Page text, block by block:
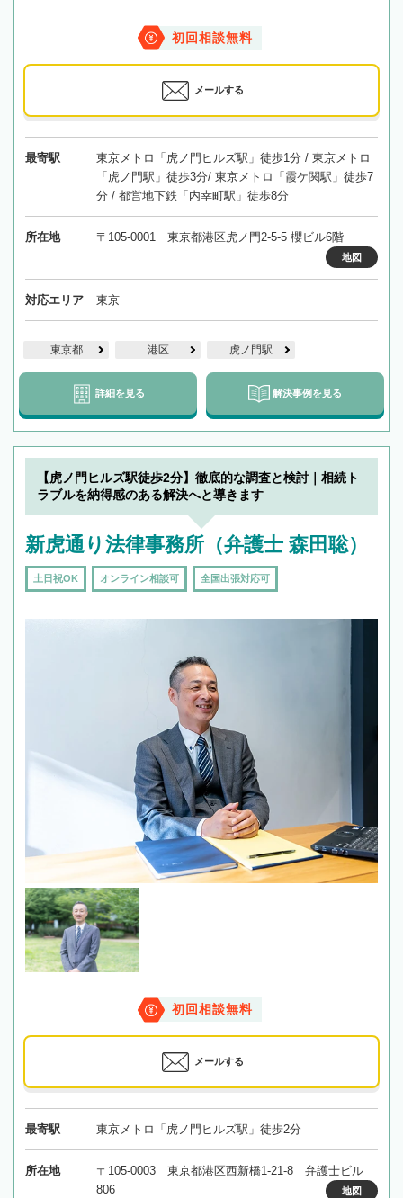
初回相談無料
メールする
最寄駅
東京メトロ「虎ノ門ヒルズ駅」徒歩1分 / 東京メトロ
「虎ノ門駅」徒歩3分/ 東京メトロ「霞ケ関駅」徒歩7
分 / 都営地下鉄「内幸町駅」徒歩8分
所在地 〒105-0001 東京都港区虎ノ門2-5-5 櫻ビル6階
地図
対応エリア 東京
東京都 港区 虎ノ門駅
詳細を見る 解決事例を見る
【虎ノ門ヒルズ駅徒歩2分】徹底的な調査と検討｜相続ト
ラブルを納得感のある解決へと導きます
新虎通り法律事務所（弁護士 森田聡）
土日祝OK オンライン相談可 全国出張対応可
初回相談無料
メールする
最寄駅 東京メトロ「虎ノ門ヒルズ駅」徒歩2分
所在地
〒105-0003 東京都港区西新橋1-21-8 弁護士ビル
806
地図